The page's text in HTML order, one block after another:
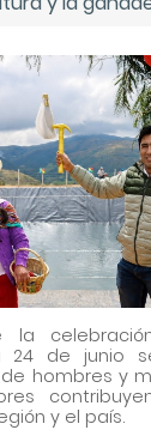
la
24 de junio
hombres y
y el país.